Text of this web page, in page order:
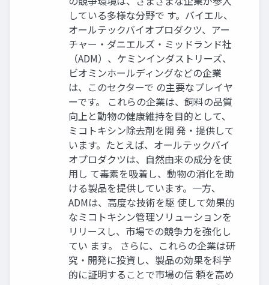
している多様な分野で す。バイエル、
オールテックバイオプロダクツ、アー
チャー・ダニエルズ・ミッドランド社
（ADM）、ケミンインダストリーズ、
ビオミンホールディングなどの企業
は、このセクターで の主要なプレイヤ
ーです。 これらの企業は、飼料の品質
向上と動物の健康維持を目的として、
ミコトキシン除去剤を開 発・提供して
います。たとえば、オールテックバイ
オプロダクツは、自然由来の成分を使
用し て毒素を吸着し、動物の消化を助
ける製品を提供しています。一方、
ADMは、高度な技術を駆 使して効果的
なミコトキシン管理ソリューションを
リリースし、市場での競争力を強化し
てい ます。 さらに、これらの企業は研
究・開発に投資し、製品の効果を科学
的に証明することで市場の信 頼を高め